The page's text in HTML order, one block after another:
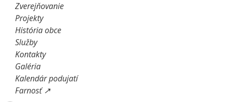
Zverejňovanie
Projekty
História obce
Služby
Kontakty
Galéria
Kalendár podujatí
Farnosť ↗